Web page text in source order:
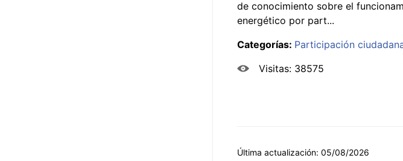
de conocimiento sobre el
energético por part...
Categorías: Participación
Visitas: 38575
Última actualización: 05/08/2026